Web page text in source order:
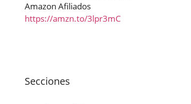
Amazon Afiliados
https://amzn.to/3lpr3mC
Secciones